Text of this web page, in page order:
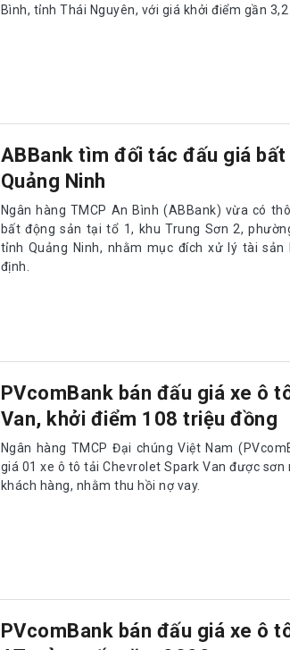
Bình, tỉnh Thái Nguyên, với giá khởi điểm gần
ABBank tìm đối tác đấu giá
Quảng Ninh
Ngân hàng TMCP An Bình (ABBank) vừa có
bất động sản tại tổ 1, khu Trung Sơn 2,
tỉnh Quảng Ninh, nhằm mục đích xử lý tài
định.
PVcomBank bán đấu giá xe ô
Van, khởi điểm 108 triệu đồng
Ngân hàng TMCP Đại chúng Việt Nam
giá 01 xe ô tô tải Chevrolet Spark Van được
khách hàng, nhằm thu hồi nợ vay.
PVcomBank bán đấu giá xe ô